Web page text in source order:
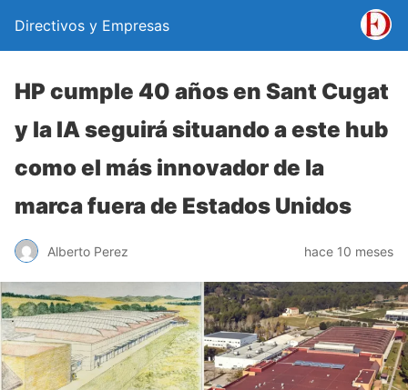
Directivos y Empresas
HP cumple 40 años en Sant Cugat
y la IA seguirá situando a este hub
como el más innovador de la
marca fuera de Estados Unidos
Alberto Perez hace 10 meses